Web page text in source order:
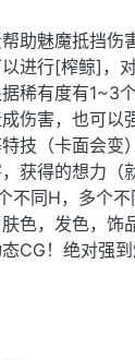
助魅魔抵挡伤
进行[榨鲸]，对
稀有度有1~3
伤害，也可以
技（卡面会变
获得的想力（
同H，多个不
色，发色，饰
CG！绝对强到